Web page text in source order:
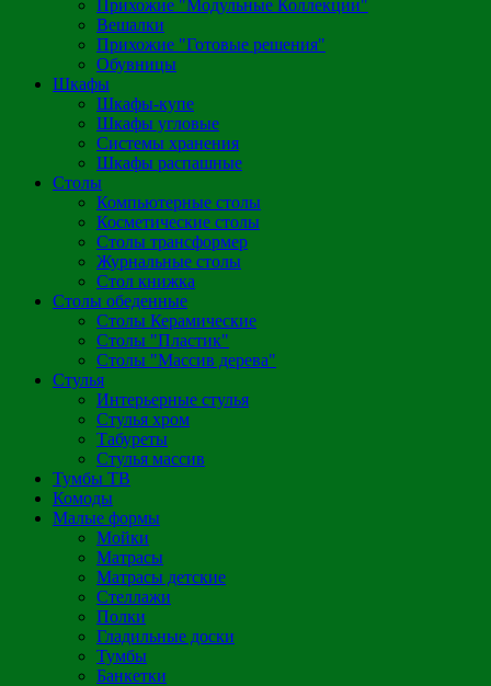
Прихожие "Модульные Коллекции"
Вешалки
Прихожие "Готовые решения"
Обувницы
Шкафы
Шкафы-купе
Шкафы угловые
Системы хранения
Шкафы распашные
Столы
Компьютерные столы
Косметические столы
Столы трансформер
Журнальные столы
Стол книжка
Столы обеденные
Столы Керамические
Столы "Пластик"
Столы "Массив дерева"
Стулья
Интерьерные стулья
Стулья хром
Табуреты
Стулья массив
Тумбы ТВ
Комоды
Малые формы
Мойки
Матрасы
Матрасы детские
Стеллажи
Полки
Гладильные доски
Тумбы
Банкетки